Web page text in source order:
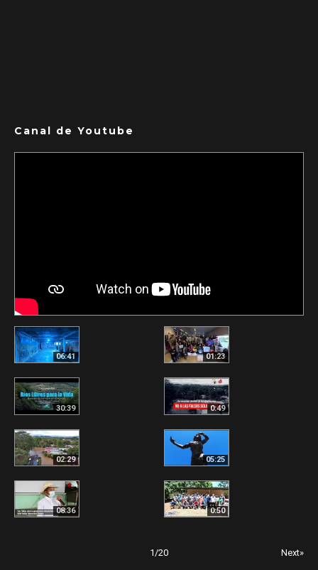
Canal de Youtube
06:41 01:23
30:39 0:49
02:29 05:25
08:36 0:50
1/20 Next»